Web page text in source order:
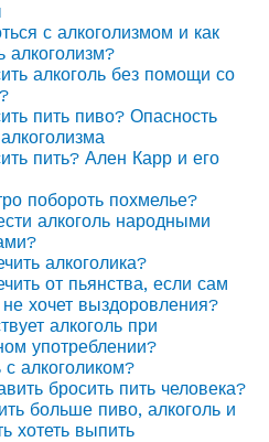
с алкоголизмом и как
алкоголизм?
алкоголь без помощи со
пить пиво? Опасность
пить? Ален Карр и его
побороть похмелье?
алкоголь народными
алкоголика?
от пьянства, если сам
хочет выздоровления?
алкоголь при
употреблении?
с алкоголиком?
бросить пить человека?
больше пиво, алкоголь и
хотеть выпить